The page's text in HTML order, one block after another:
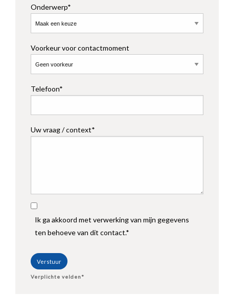
Onderwerp*
Voorkeur voor contactmoment
Telefoon*
Uw vraag / context*
Ik ga akkoord met verwerking van mijn gegevens
ten behoeve van dit contact.*
Verplichte velden*